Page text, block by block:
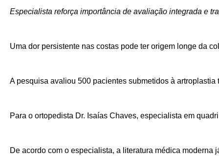
Especialista reforça importância de avaliação integrada e
Uma dor persistente nas costas pode ter origem longe da
A pesquisa avaliou 500 pacientes submetidos à
Para o ortopedista Dr. Isaías Chaves, especialista em
De acordo com o especialista, a literatura médica